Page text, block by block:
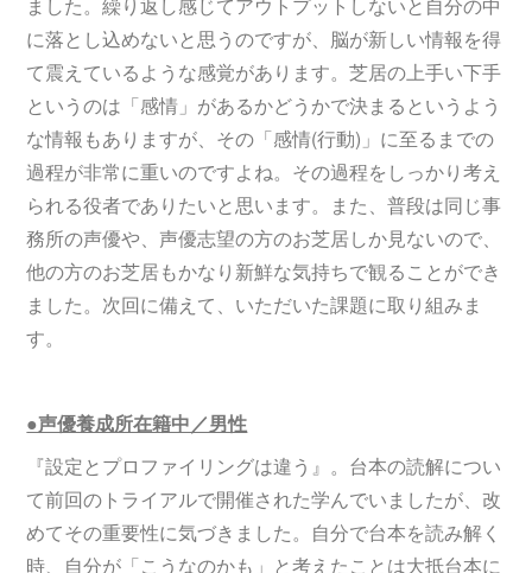
ました。繰り返し感じてアウトプットしないと自分の中
に落とし込めないと思うのですが、脳が新しい情報を得
て震えているような感覚があります。芝居の上手い下手
というのは「感情」があるかどうかで決まるというよう
な情報もありますが、その「感情(行動)」に至るまでの
過程が非常に重いのですよね。その過程をしっかり考え
られる役者でありたいと思います。また、普段は同じ事
務所の声優や、声優志望の方のお芝居しか見ないので、
他の方のお芝居もかなり新鮮な気持ちで観ることができ
ました。次回に備えて、いただいた課題に取り組みま
す。
●声優養成所在籍中／男性
『設定とプロファイリングは違う』。台本の読解につい
て前回のトライアルで開催された学んでいましたが、改
めてその重要性に気づきました。自分で台本を読み解く
時、自分が「こうなのかも」と考えたことは大抵台本に